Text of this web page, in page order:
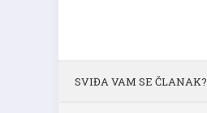
SVIĐA VAM SE